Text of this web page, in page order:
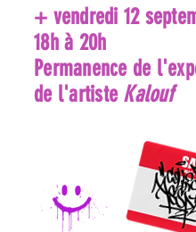
+ vendredi 12
18h à 20h
Permanence de
de l'artiste Kalouf